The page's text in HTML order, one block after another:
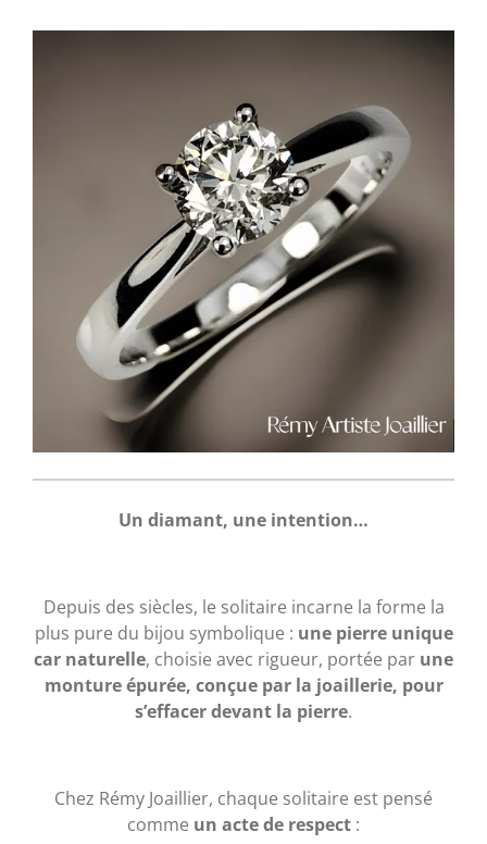
Un diamant, une intention…
Depuis des siècles, le solitaire incarne la forme la
plus pure du bijou symbolique : une pierre unique
car naturelle, choisie avec rigueur, portée par une
monture épurée, conçue par la joaillerie, pour
s’effacer devant la pierre.
Chez Rémy Joaillier, chaque solitaire est pensé
comme un acte de respect :